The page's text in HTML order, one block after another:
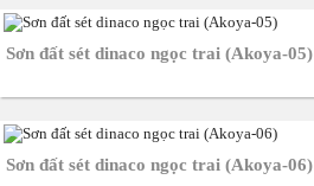
Sơn đất sét dinaco ngọc trai (Akoya-05)
Sơn đất sét dinaco ngọc trai (Akoya-06)